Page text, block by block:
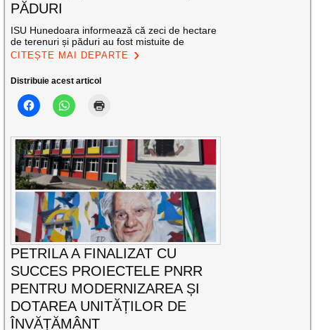
PĂDURI
ISU Hunedoara informează că zeci de hectare
de terenuri și păduri au fost mistuite de
CITEȘTE MAI DEPARTE
Distribuie acest articol
PETRILA A FINALIZAT CU
SUCCES PROIECTELE PNRR
PENTRU MODERNIZAREA ȘI
DOTAREA UNITĂȚILOR DE
ÎNVĂȚĂMÂNT